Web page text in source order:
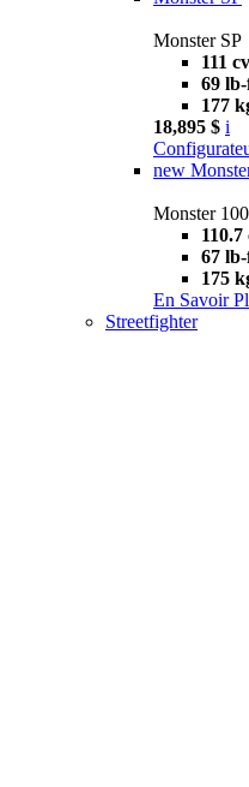
Monster SP
111 cv
69
177
18,895 $ i
new
Monster 100
110.7
67
175
En Savoir
Streetfighter